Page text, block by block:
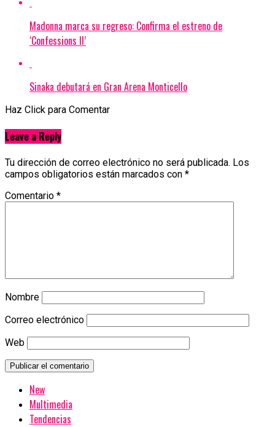
Madonna marca su regreso: Confirma el estreno de
‘Confessions II’
Sinaka debutará en Gran Arena Monticello
Haz Click para Comentar
Leave a Reply
Tu dirección de correo electrónico no será publicada. Los
campos obligatorios están marcados con *
Comentario *
Nombre
Correo electrónico
Web
New
Multimedia
Tendencias